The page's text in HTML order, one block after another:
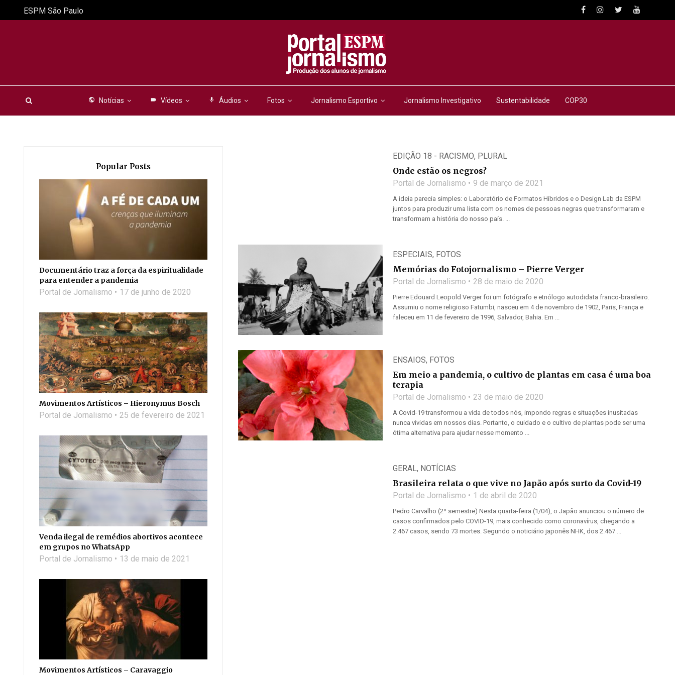
public Notícias videocam Vídeos mic Áudios Fotos Jornalismo Esportivo Jornalismo Investigativo Sustentabilidade COP30
ESPM São Paulo
EDIÇÃO 18 - RACISMO, PLURAL
Onde estão os negros?
Portal de Jornalismo 9 de março de 2021
A ideia parecia simples: o Laboratório de Formatos Híbridos e o Design Lab da ESPM
juntos para produzir uma lista com os nomes de pessoas negras que transformaram e
transformam a história do nosso país. ...
ESPECIAIS, FOTOS
Memórias do Fotojornalismo – Pierre Verger
Portal de Jornalismo 28 de maio de 2020
Pierre Edouard Leopold Verger foi um fotógrafo e etnólogo autodidata franco-brasileiro.
Assumiu o nome religioso Fatumbi, nasceu em 4 de novembro de 1902, Paris, França e
faleceu em 11 de fevereiro de 1996, Salvador, Bahia. Em ...
ENSAIOS, FOTOS
Em meio a pandemia, o cultivo de plantas em casa é uma boa
terapia
Portal de Jornalismo 23 de maio de 2020
A Covid-19 transformou a vida de todos nós, impondo regras e situações inusitadas
nunca vividas em nossos dias. Portanto, o cuidado e o cultivo de plantas pode ser uma
ótima alternativa para ajudar nesse momento ...
GERAL, NOTÍCIAS
Brasileira relata o que vive no Japão após surto da Covid-19
Portal de Jornalismo 1 de abril de 2020
Pedro Carvalho (2º semestre) Nesta quarta-feira (1/04), o Japão anunciou o número de
casos confirmados pelo COVID-19, mais conhecido como coronavírus, chegando a
2.467 casos, sendo 73 mortes. Segundo o noticiário japonês NHK, dos 2.467 ...
Popular Posts
Documentário traz a força da espiritualidade
para entender a pandemia
Portal de Jornalismo 17 de junho de 2020
Movimentos Artísticos – Hieronymus Bosch
Portal de Jornalismo 25 de fevereiro de 2021
Venda ilegal de remédios abortivos acontece
em grupos no WhatsApp
Portal de Jornalismo 13 de maio de 2021
Movimentos Artísticos – Caravaggio